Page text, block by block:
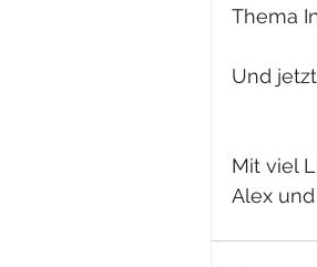
Thema
Und
Mit viel
Alex